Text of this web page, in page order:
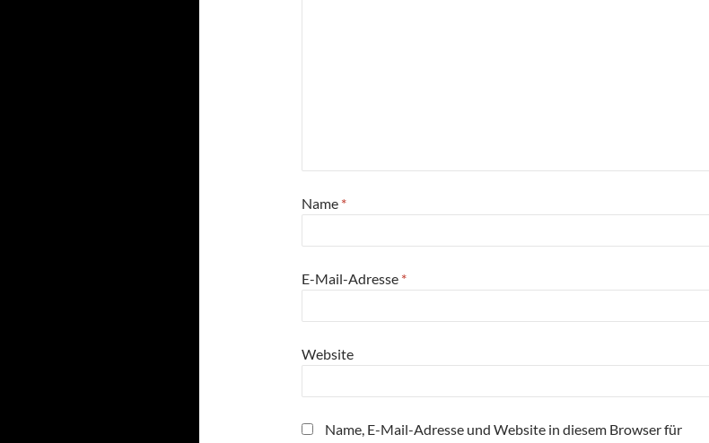
Name *
E-Mail-Adresse *
Website
Name, E-Mail-Adresse und Website in diesem Browser für